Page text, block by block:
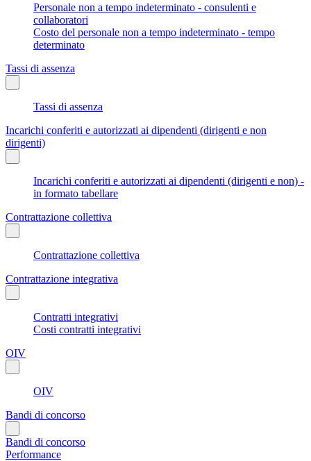
Personale non a tempo indeterminato - consulenti e
collaboratori
Costo del personale non a tempo indeterminato - tempo
determinato
Tassi di assenza
Tassi di assenza
Incarichi conferiti e autorizzati ai dipendenti (dirigenti e non
dirigenti)
Incarichi conferiti e autorizzati ai dipendenti (dirigenti e non) -
in formato tabellare
Contrattazione collettiva
Contrattazione collettiva
Contrattazione integrativa
Contratti integrativi
Costi contratti integrativi
OIV
OIV
Bandi di concorso
Bandi di concorso
Performance